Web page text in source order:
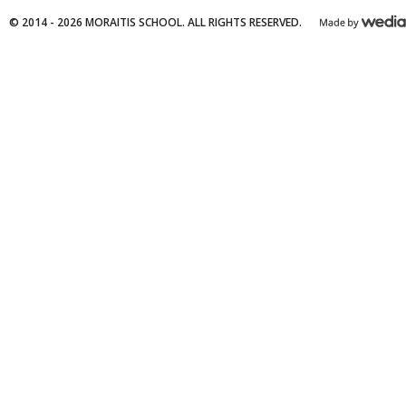
© 2014 - 2026 MORAITIS SCHOOL. ALL RIGHTS RESERVED.